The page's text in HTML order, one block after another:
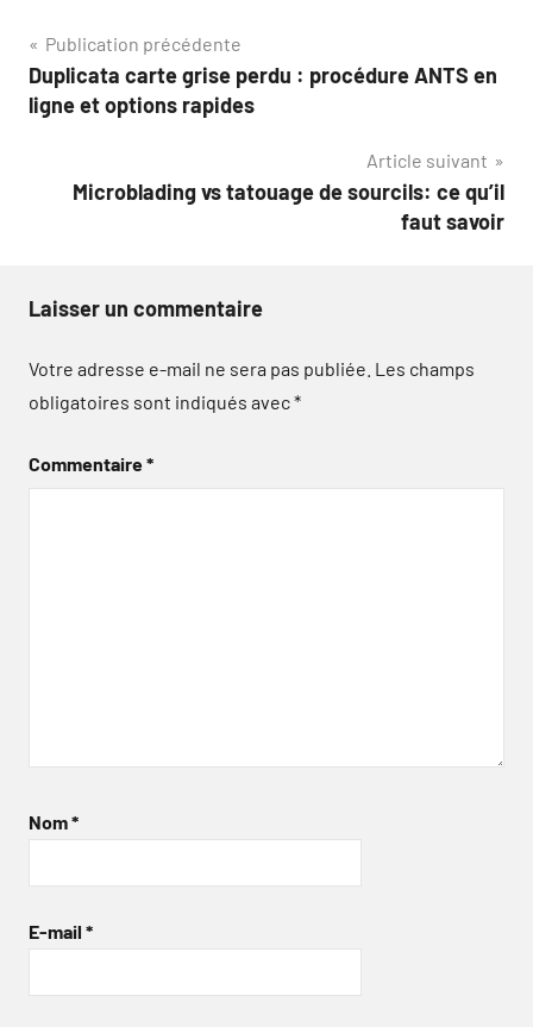
Navigation
de
Publication précédente
Duplicata carte grise perdu : procédure ANTS en
ligne et options rapides
Article suivant
Microblading vs tatouage de sourcils: ce qu’il
faut savoir
Laisser un commentaire
Votre adresse e-mail ne sera pas publiée. Les champs
obligatoires sont indiqués avec*
Commentaire*
Nom*
E-mail *